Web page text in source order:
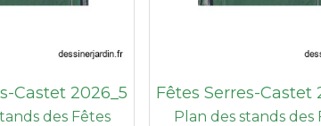
Castet 2026_5
des Fêtes
Fêtes Serres-Castet
Plan des stands des